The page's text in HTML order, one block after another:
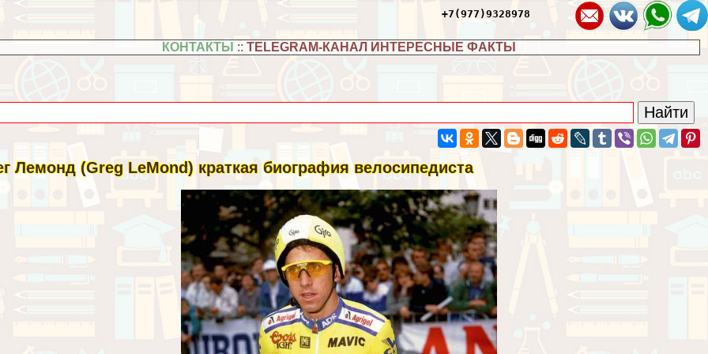
+7(977)9328978
КОНТАКТЫ ::TELEGRAM-КАНАЛ ИНТЕРЕСНЫЕ ФАКТЫ
Лемонд (Greg LeMond) краткая биография велосипедиста